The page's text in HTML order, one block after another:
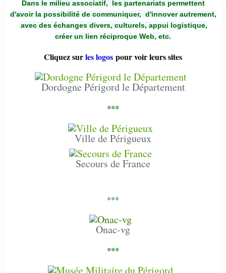
Dans le milieu associatif, les partenariats permettent
d'avoir la possibilité de communiquer, d'innover autrement,
avec des échanges divers, culturels, appui logistique,
créer un lien réciproque Web, etc.
Cliquez surles logos pour voir leurs sites
Dordogne Périgord le Département
***
Ville de Périgueux
Secours de France
***
Onac-vg
***